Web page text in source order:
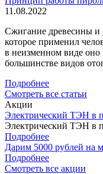
11.08.2022
Сжигание древесины и
которое применил
в неизменном виде оно
большинстве видов
Подробнее
Смотреть все статьи
Акции
Электрический ТЭН в
Электрический ТЭН в
Подробнее
Дарим 5000 рублей на
Подробнее
Смотреть все акции